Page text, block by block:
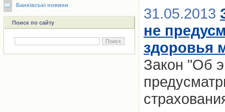
Банківські новини
Поиск по сайту
31.05.2013
не
здоровья
Закон "Об